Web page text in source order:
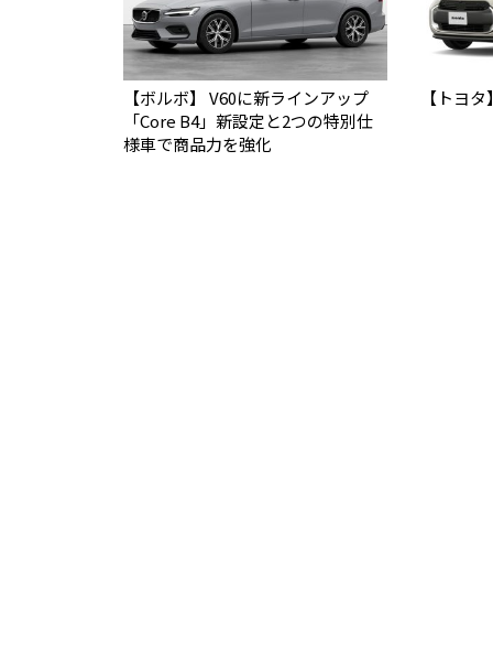
【ボルボ】 V60に新ラインアップ
「Core B4」新設定と2つの特別仕
様車で商品力を強化
【トヨ